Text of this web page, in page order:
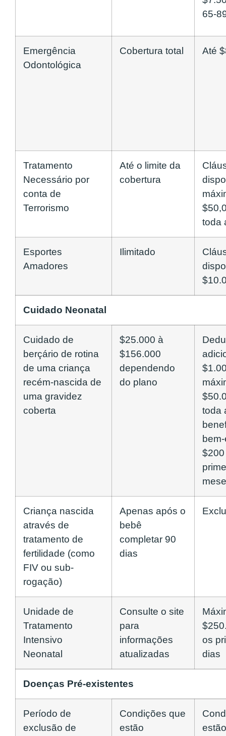
65-
Emergência
Odontológica
Cobertura total Até
Tratamento
Necessário por
conta de
Terrorismo
Até o limite da
cobertura
toda
Esportes
Amadores
Ilimitado
Cuidado Neonatal
Cuidado de
berçário de rotina
de uma criança
recém-nascida de
uma gravidez
coberta
$25.000 à
$156.000
dependendo
do plano
toda
Criança nascida
através de
tratamento de
fertilidade (como
FIV ou sub-
rogação)
Apenas após o
bebê
completar 90
dias
Unidade de
Tratamento
Intensivo
Neonatal
Consulte o site
para
informações
atualizadas
os
dias
Doenças Pré-existentes
Período de
exclusão de
Condições que
estão
estão